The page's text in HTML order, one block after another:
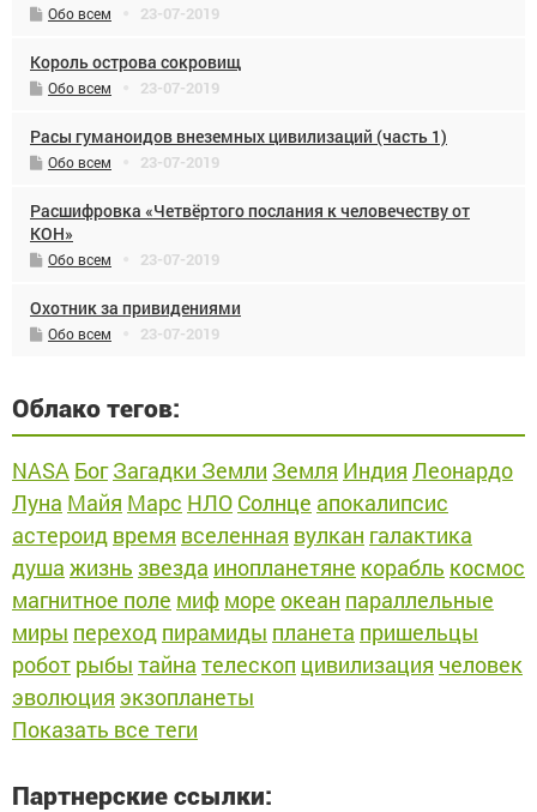
Обо всем 23-07-2019
Король острова сокровищ
Обо всем 23-07-2019
Расы гуманоидов внеземных цивилизаций (часть 1)
Обо всем 23-07-2019
Расшифровка «Четвёртого послания к человечеству от
КОН»
Обо всем 23-07-2019
Охотник за привидениями
Обо всем 23-07-2019
Облако тегов:
NASA Бог Загадки Земли Земля Индия Леонардо
Луна Майя Марс НЛО Солнце апокалипсис
астероид время вселенная вулкан галактика
душа жизнь звезда инопланетяне корабль космос
магнитное поле миф море океан параллельные
миры переход пирамиды планета пришельцы
робот рыбы тайна телескоп цивилизация человек
эволюция экзопланеты
Показать все теги
Партнерские ссылки: